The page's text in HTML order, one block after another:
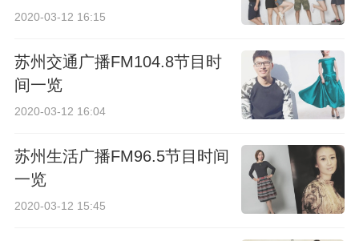
2020-03-12 16:15
苏州交通广播FM104.8节目时
间一览
2020-03-12 16:04
苏州生活广播FM96.5节目时间
一览
2020-03-12 15:45